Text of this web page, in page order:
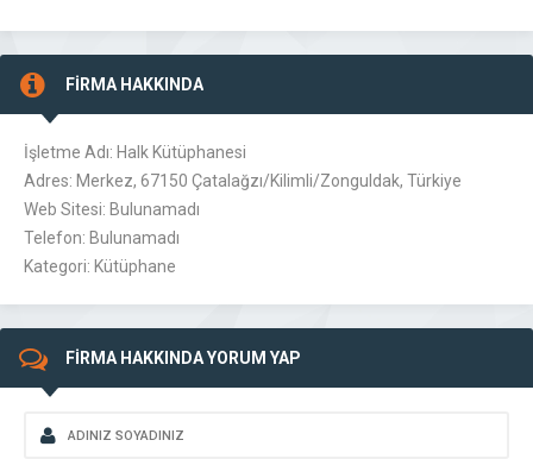
FİRMA HAKKINDA
İşletme Adı: Halk Kütüphanesi
Adres: Merkez, 67150 Çatalağzı/Kilimli/Zonguldak, Türkiye
Web Sitesi: Bulunamadı
Telefon: Bulunamadı
Kategori: Kütüphane
FİRMA HAKKINDA YORUM YAP